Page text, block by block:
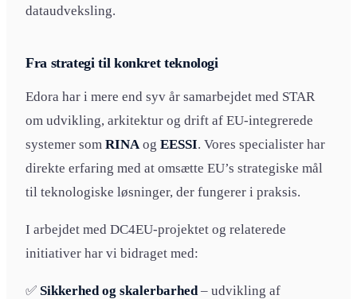
dataudveksling.
Fra strategi til konkret teknologi
Edora har i mere end syv år samarbejdet med STAR
om udvikling, arkitektur og drift af EU-integrerede
systemer som RINAog EESSI. Vores specialister har
direkte erfaring med at omsætte EU’s strategiske mål
til teknologiske løsninger, der fungerer i praksis.
I arbejdet med DC4EU-projektet og relaterede
initiativer har vi bidraget med:
✅ Sikkerhed og skalerbarhed– udvikling af